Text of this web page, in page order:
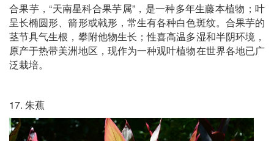
合果芋，“天南星科合果芋属”，是一种多年生藤本植物；叶
呈长椭圆形、箭形或戟形，常生有各种白色斑纹。合果芋的
茎节具气生根，攀附他物生长；性喜高温多湿和半阴环境，
原产于热带美洲地区，现作为一种观叶植物在世界各地已广
泛栽培。
17. 朱蕉